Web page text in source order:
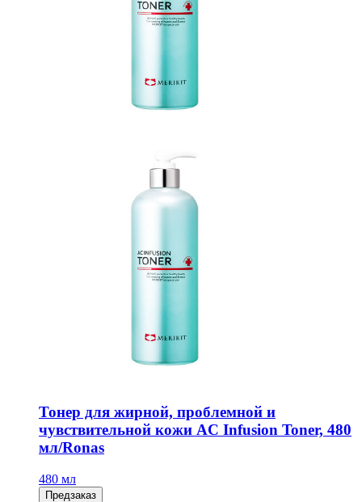
Тонер для жирной, проблемной и
чувствительной кожи AC Infusion Toner, 480
мл/Ronas
480 мл
Предзаказ